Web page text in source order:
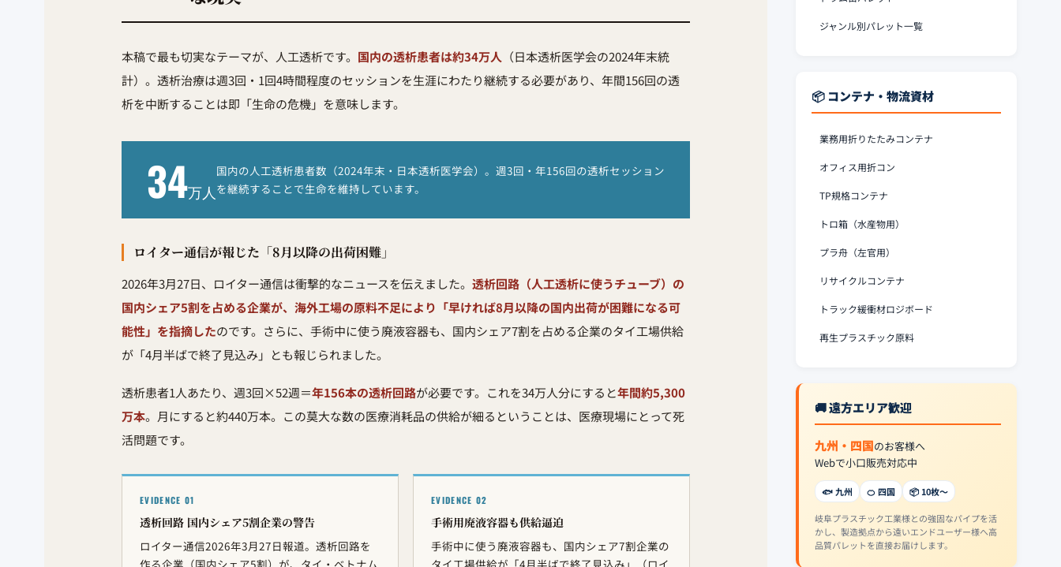
本稿で最も切実なテーマが、人工透析です。 国内の透析患者は約34万人 （日本透析医学会の2024年末統
計）。透析治療は週3回・1回4時間程度のセッションを生涯にわたり継続する必要があり、年間156回の透
析を中断することは即「生命の危機」を意味します。
34万人
国内の人工透析患者数（2024年末・日本透析医学会）。週3回・年156回の透析セッション
を継続することで生命を維持しています。
ロイター通信が報じた「8月以降の出荷困難」
2026年3月27日、ロイター通信は衝撃的なニュースを伝えました。 透析回路（人工透析に使うチューブ）の
国内シェア5割を占める企業が、海外工場の原料不足により「早ければ8月以降の国内出荷が困難になる可
能性」を指摘したのです。さらに、手術中に使う廃液容器も、国内シェア7割を占める企業のタイ工場供給
が「4月半ばで終了見込み」とも報じられました。
透析患者1人あたり、週3回×52週＝年156本の透析回路が必要です。これを34万人分にすると年間約5,300
万本。月にすると約440万本。この莫大な数の医療消耗品の供給が細るということは、医療現場にとって死
活問題です。
EVIDENCE 01
透析回路 国内シェア5割企業の警告
ロイター通信2026年3月27日報道。透析回路を
作る企業（国内シェア5割）が、タイ・ベトナム
EVIDENCE 02
手術用廃液容器も供給逼迫
手術中に使う廃液容器も、国内シェア7割企業の
タイ工場供給が「4月半ばで終了見込み」（ロイ
ジャンル別パレット一覧
📦 コンテナ・物流資材
業務用折りたたみコンテナ
オフィス用折コン
TP規格コンテナ
トロ箱（水産物用）
プラ舟（左官用）
リサイクルコンテナ
トラック緩衝材ロジボード
再生プラスチック原料
🚚 遠方エリア歓迎
九州・四国のお客様へ
Webで小口販売対応中
🐟 九州 🍊 四国 📦 10枚〜
岐阜プラスチック工業様との強固なパイプを活
かし、製造拠点から遠いエンドユーザー様へ高
品質パレットを直接お届けします。